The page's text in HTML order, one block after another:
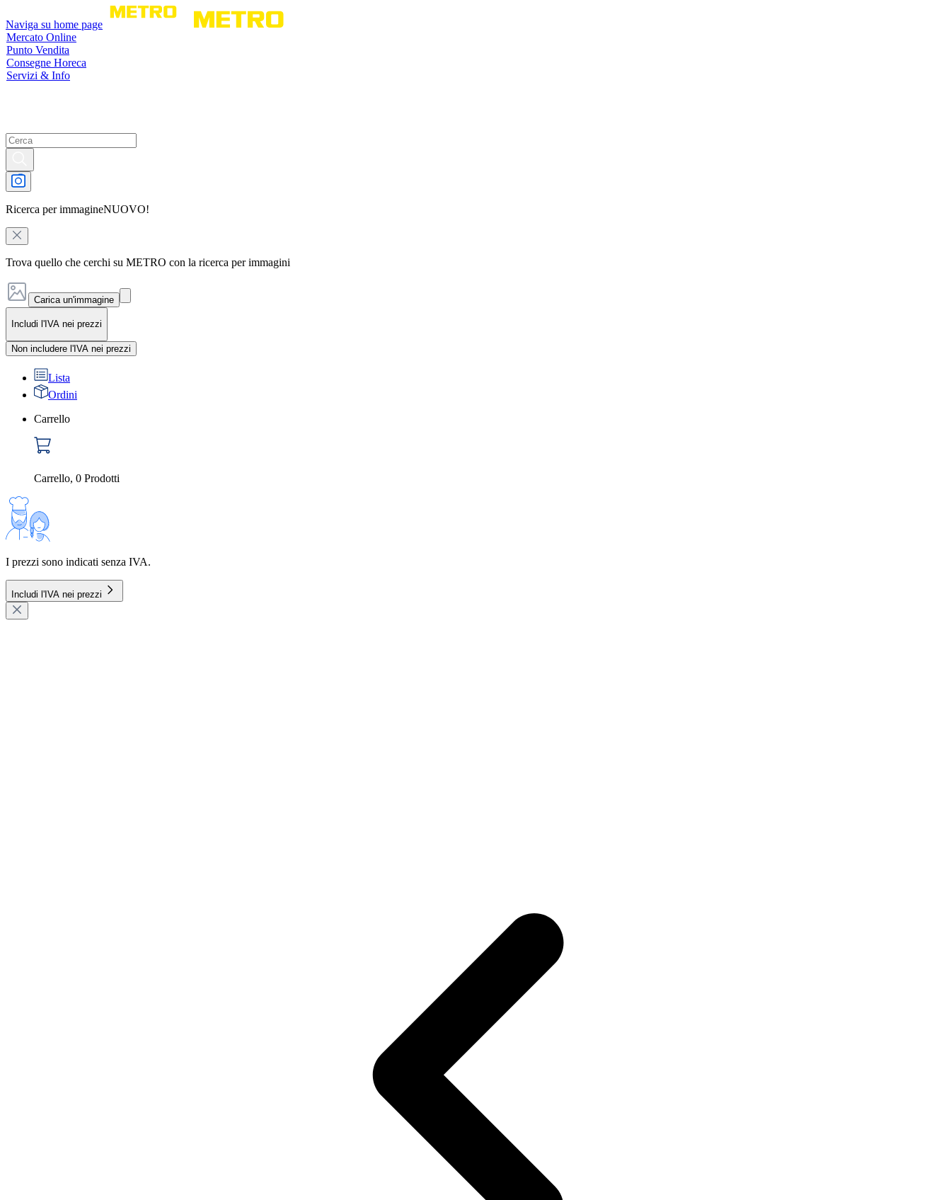
Naviga su home page
Mercato Online
Punto Vendita
Consegne Horeca
Servizi & Info
Ricerca per immagineNUOVO!
Trova quello che cerchi su METRO con la ricerca per immagini
Carica un'immagine
Includi l'IVA nei prezzi
Non includere l'IVA nei prezzi
Lista
Ordini
Carrello
Carrello, 0 Prodotti
I prezzi sono indicati senza IVA.
Includi l'IVA nei prezzi